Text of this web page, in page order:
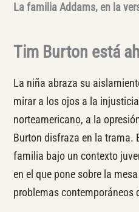
La familia Addams, en la
Tim Burton está
La niña abraza su
mirar a los ojos a la
norteamericano, a la
Burton disfraza en la trama.
familia bajo un contexto
en el que pone sobre la
problemas contemporáneos